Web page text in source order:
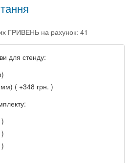
ГРИВЕНЬ на рахунок: 41
для стенду:
( +348 грн. )